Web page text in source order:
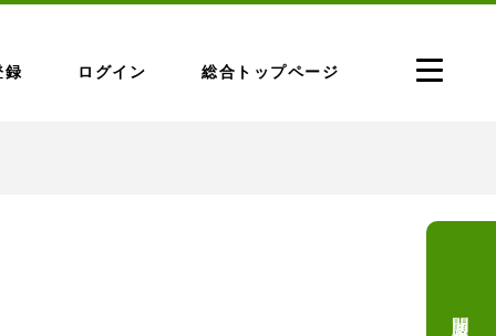
録 ログイン 総合トップページ